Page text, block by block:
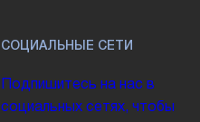
СОЦИАЛЬНЫЕ СЕТИ
Подпишитесь на нас в
социальных сетях, чтобы